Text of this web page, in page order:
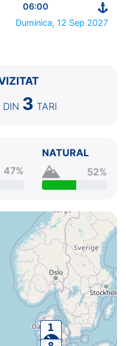
0:00 - 0:00
06:00
Duminica, 12 Sep 2027
DIN 3 TARI
47%
NATURAL
52%